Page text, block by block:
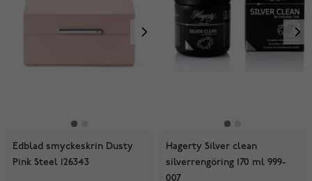
Edblad smyckeskrin Dusty
Pink Steel 126343
Hagerty Silver clean
silverrengöring 170 ml 999-
007